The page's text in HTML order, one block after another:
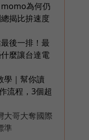
為何仍
揭比拚速度
後一排！最
麼讓台達電
學｜幫你讀
流程，3個超
大哥大奪國際
準